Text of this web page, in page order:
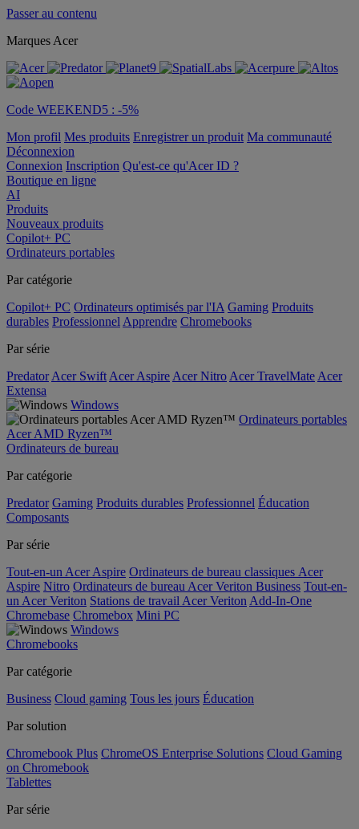
Passer au contenu
Marques Acer
Code WEEKEND5 : -5%
Mon profil Mes produits Enregistrer un produit Ma communauté
Déconnexion
Connexion Inscription Qu'est-ce qu'Acer ID ?
Boutique en ligne
AI
Produits
Nouveaux produits
Copilot+ PC
Ordinateurs portables
Par catégorie
Copilot+ PC Ordinateurs optimisés par l'IA Gaming Produits
durables Professionnel Apprendre Chromebooks
Par série
Predator Acer Swift Acer Aspire Acer Nitro Acer TravelMate Acer
Extensa
Windows
Ordinateurs portables
Acer AMD Ryzen™
Ordinateurs de bureau
Par catégorie
Predator Gaming Produits durables Professionnel Éducation
Composants
Par série
Tout-en-un Acer Aspire Ordinateurs de bureau classiques Acer
Aspire Nitro Ordinateurs de bureau Acer Veriton Business Tout-en-
un Acer Veriton Stations de travail Acer Veriton Add-In-One
Chromebase Chromebox Mini PC
Windows
Chromebooks
Par catégorie
Business Cloud gaming Tous les jours Éducation
Par solution
Chromebook Plus ChromeOS Enterprise Solutions Cloud Gaming
on Chromebook
Tablettes
Par série